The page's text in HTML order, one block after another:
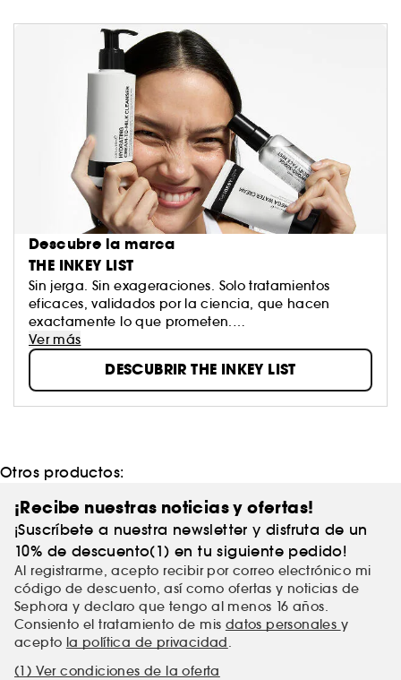
Descubre la marca
THE INKEY LIST
Sin jerga. Sin exageraciones. Solo tratamientos
eficaces, validados por la ciencia, que hacen
exactamente lo que prometen.
The INKEY List te muestra lo que tu piel realmente
necesita, no lo que simplemente está de moda.
Tanto si eres nuevo en el mundo del cuidado de la
piel como si ya eres un experto con una rutina bien
establecida, INKEY siempre está a tu lado, con
INKEY. Sin palabrería, solo una piel mejor.
Ver más
DESCUBRIR THE INKEY LIST
Otros productos:
¡Recibe nuestras noticias y ofertas!
¡Suscríbete a nuestra newsletter y disfruta de un
10% de descuento(1) en tu siguiente pedido!
Al registrarme, acepto recibir por correo electrónico mi
código de descuento, así como ofertas y noticias de
Sephora y declaro que tengo al menos 16 años.
Consiento el tratamiento de mis datos personales y
acepto la política de privacidad.
(1) Ver condiciones de la oferta